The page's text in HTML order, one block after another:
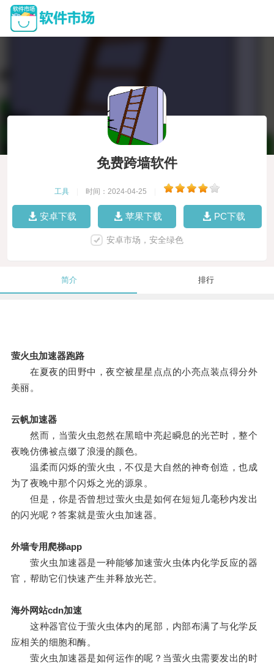
免费跨墙软件
工具 时间：2024-04-25
安卓下载 苹果下载 PC下载
安卓市场，安全绿色
简介 排行
萤火虫加速器跑路
在夏夜的田野中，夜空被星星点点的小亮点装点得分外
美丽。
云帆加速器
然而，当萤火虫忽然在黑暗中亮起瞬息的光芒时，整个
夜晚仿佛被点缀了浪漫的颜色。
温柔而闪烁的萤火虫，不仅是大自然的神奇创造，也成
为了夜晚中那个闪烁之光的源泉。
但是，你是否曾想过萤火虫是如何在短短几毫秒内发出
的闪光呢？答案就是萤火虫加速器。
外墙专用爬梯app
萤火虫加速器是一种能够加速萤火虫体内化学反应的器
官，帮助它们快速产生并释放光芒。
海外网站cdn加速
这种器官位于萤火虫体内的尾部，内部布满了与化学反
应相关的细胞和酶。
萤火虫加速器是如何运作的呢？当萤火虫需要发出的时